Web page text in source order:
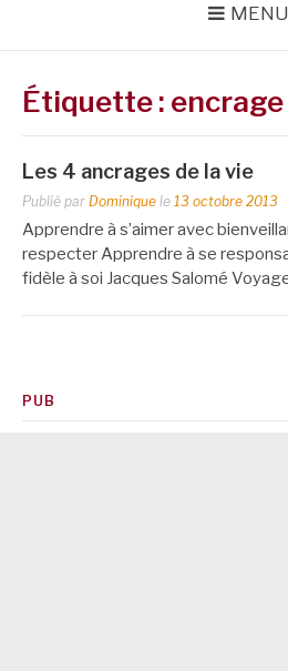
MENU
Étiquette : encrage
Les 4 ancrages de la vie
Publié par Dominique le 13 octobre 2013
Apprendre à s’aimer avec
respecter Apprendre à se
fidèle à soi Jacques Salomé
PUB